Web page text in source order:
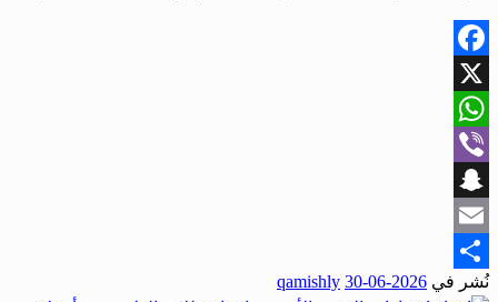
Facebook
X
WhatsApp
Viber
Snapchat
Email
Share
نُشر في 2026-06-30
qamishly